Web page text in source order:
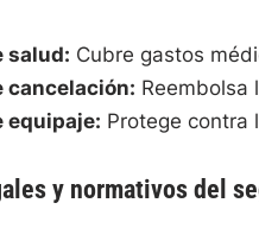
salud: Cubre gastos
cancelación: Reembolsa
equipaje: Protege contra
y normativos del